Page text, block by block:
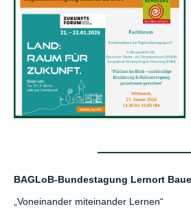
BAGLoB-Bundestagung Lernort
„Voneinander miteinander Lernen“